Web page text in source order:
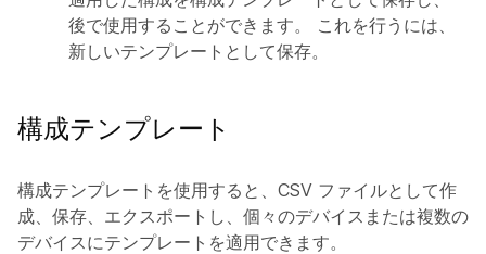
後で使用することができます。 これを行うには、
新しいテンプレートとして保存。
構成テンプレート
構成テンプレートを使用すると、CSV ファイルとして作
成、保存、エクスポートし、個々のデバイスまたは複数の
デバイスにテンプレートを適用できます。